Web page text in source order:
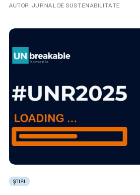
AUTOR. JURNAL DE SUSTENABILITATE
ȘTIRI